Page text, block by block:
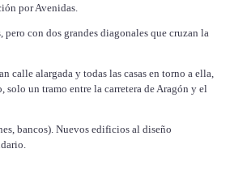
por Avenidas.
con dos grandes diagonales que cruzan la
calle alargada y todas las casas en torno a ella,
un tramo entre la carretera de Aragón y el
bancos). Nuevos edificios al diseño